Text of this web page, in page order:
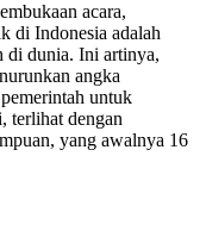
acara,
di Indonesia adalah
di dunia. Ini artinya,
angka
untuk
terlihat dengan
yang awalnya 16